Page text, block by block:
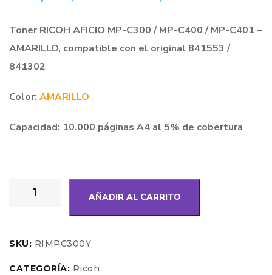
Toner RICOH AFICIO MP-C300 / MP-C400 / MP-C401 –
AMARILLO, compatible con el original 841553 /
841302
Color: AMARILLO
Capacidad: 10.000 páginas A4 al 5% de cobertura
AÑADIR AL CARRITO
SKU: RIMPC300Y
CATEGORÍA: Ricoh